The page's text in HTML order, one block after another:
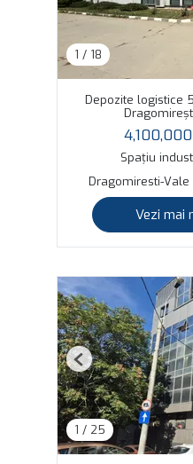
1 / 18
Depozite logistice
Spațiu
Dragomiresti-Vale
Vezi mai
1 / 25
Previous